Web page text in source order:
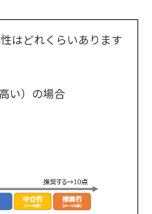
はどれくらいあります
い）の場合